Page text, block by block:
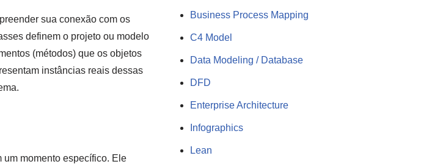
sua conexão com os
definem o projeto ou modelo
(métodos) que os objetos
instâncias reais dessas
um momento específico. Ele
Business Process Mapping
C4 Model
Data Modeling / Database
DFD
Enterprise Architecture
Infographics
Lean